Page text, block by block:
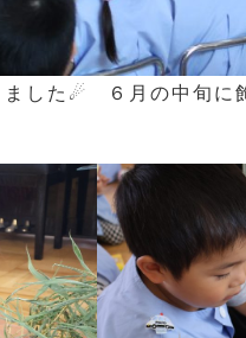
ました☄ ６月の中旬に